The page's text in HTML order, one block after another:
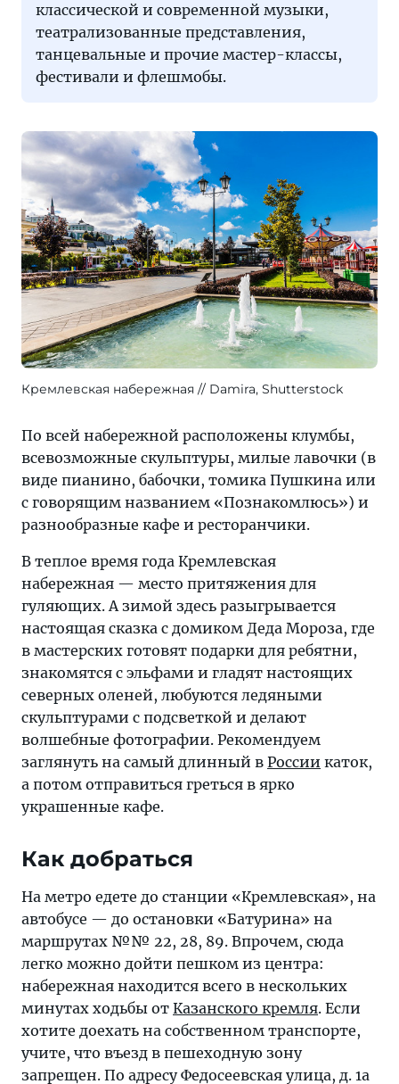
классической и современной музыки,
театрализованные представления,
танцевальные и прочие мастер-классы,
фестивали и флешмобы.
Кремлевская набережная Damira, Shutterstock
По всей набережной расположены клумбы,
всевозможные скульптуры, милые лавочки (в
виде пианино, бабочки, томика Пушкина или
с говорящим названием «Познакомлюсь») и
разнообразные кафе и ресторанчики.
В теплое время года Кремлевская
набережная — место притяжения для
гуляющих. А зимой здесь разыгрывается
настоящая сказка с домиком Деда Мороза, где
в мастерских готовят подарки для ребятни,
знакомятся с эльфами и гладят настоящих
северных оленей, любуются ледяными
скульптурами с подсветкой и делают
волшебные фотографии. Рекомендуем
заглянуть на самый длинный в России каток,
а потом отправиться греться в ярко
украшенные кафе.
Как добраться
На метро едете до станции «Кремлевская», на
автобусе — до остановки «Батурина» на
маршрутах №№ 22, 28, 89. Впрочем, сюда
легко можно дойти пешком из центра:
набережная находится всего в нескольких
минутах ходьбы от Казанского кремля. Если
хотите доехать на собственном транспорте,
учите, что въезд в пешеходную зону
запрещен. По адресу Федосеевская улица, д. 1а